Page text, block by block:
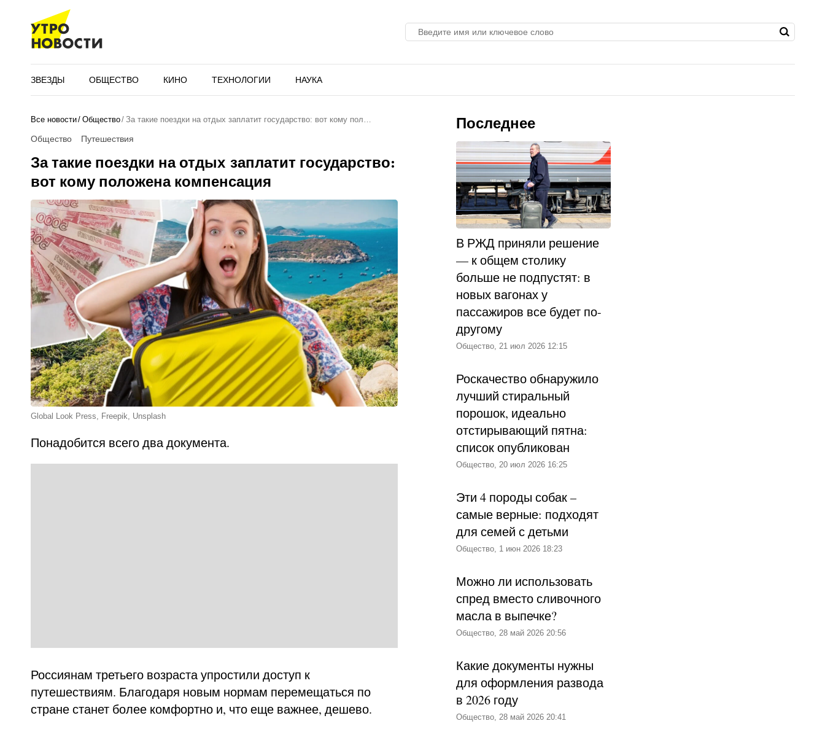
ЗВЕЗДЫ ОБЩЕСТВО КИНО ТЕХНОЛОГИИ НАУКА
Все новости Общество За такие поездки на отдых заплатит государство: вот кому пол…
Общество Путешествия
За такие поездки на отдых заплатит государство:
вот кому положена компенсация
Global Look Press, Freepik, Unsplash
Понадобится всего два документа.
Россиянам третьего возраста упростили доступ к
путешествиям. Благодаря новым нормам перемещаться по
стране станет более комфортно и, что еще важнее, дешево.
Последнее
В РЖД приняли решение
— к общем столику
больше не подпустят: в
новых вагонах у
пассажиров все будет по-
другому
Общество, 21 июл 2026 12:15
Роскачество обнаружило
лучший стиральный
порошок, идеально
отстирывающий пятна:
список опубликован
Общество, 20 июл 2026 16:25
Эти 4 породы собак –
самые верные: подходят
для семей с детьми
Общество, 1 июн 2026 18:23
Можно ли использовать
спред вместо сливочного
масла в выпечке?
Общество, 28 май 2026 20:56
Какие документы нужны
для оформления развода
в 2026 году
Общество, 28 май 2026 20:41